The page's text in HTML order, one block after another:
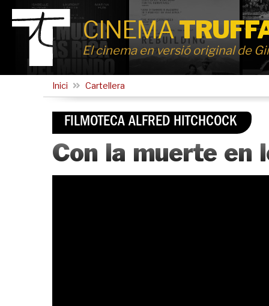
CINEMA
El cinema en versió original de
Inici Cartellera
FILMOTECA ALFRED HITCHCOCK
Con la muerte en